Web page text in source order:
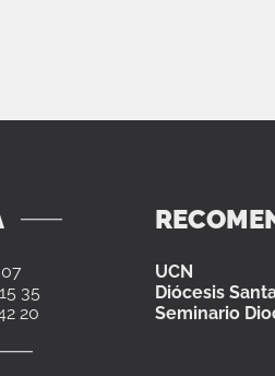
35
20
UCN
Diócesis
Seminario